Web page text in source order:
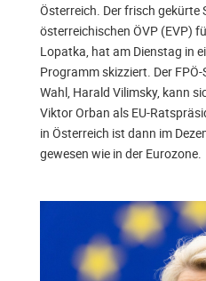
Österreich. Der frisch gekürte
österreichischen ÖVP (EVP)
Lopatka, hat am Dienstag in
Programm skizziert. Der
Wahl, Harald Vilimsky, kann
Viktor Orban als EU-
in Österreich ist dann im
gewesen wie in der Eurozone.